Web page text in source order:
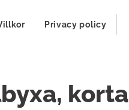
Privacy policy
korta